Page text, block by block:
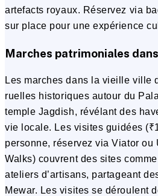
artefacts royaux. Réservez via
sur place pour une expérience
Marches patrimoniales
Les marches dans la vieille ville
ruelles historiques autour du
temple Jagdish, révélant des
vie locale. Les visites guidées
personne, réservez via Viator ou
Walks) couvrent des sites
ateliers d’artisans, partageant
Mewar. Les visites se déroulent